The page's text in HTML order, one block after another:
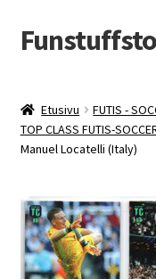
Siirry
navigointiin
Siirry
sisältöön
Etusivu FUTIS -
TOP CLASS FUTIS-
Manuel Locatelli (Italy)